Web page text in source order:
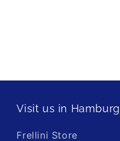
Visit us in Hamburg
Frellini Store